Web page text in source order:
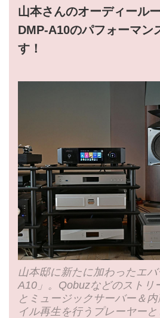
山本さんのオーディール
DMP-A10のパフォーマン
す！
山本邸に新たに加わったエ
A10」。Qobuzなどのストリ
とミュージックサーバー＆
イル再生を行うプレーヤー